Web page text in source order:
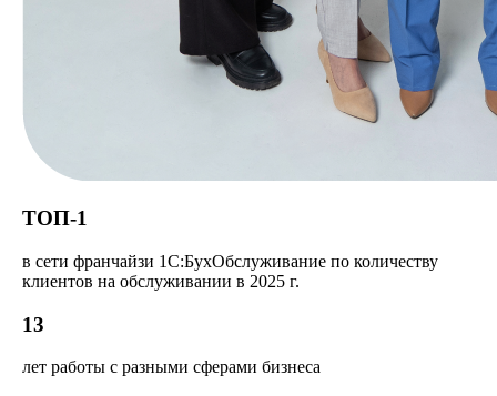
ТОП-1
в сети франчайзи 1С:БухОбслуживание по количеству
клиентов на обслуживании в 2025 г.
13
лет работы с разными сферами бизнеса